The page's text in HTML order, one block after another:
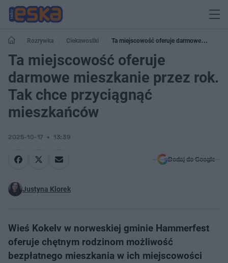
Rozrywka Ciekawostki
Ta miejscowość oferuje darmowe
mieszkanie przez rok. Tak chce przyciągnąć mieszkańców
Ta miejscowość oferuje
darmowe mieszkanie przez rok.
Tak chce przyciągnąć
mieszkańców
2025-10-17 13:39
Dodaj do Google
Justyna Klorek
Wieś Kokelv w norweskiej gminie Hammerfest
oferuje chętnym rodzinom możliwość
bezpłatnego mieszkania w ich miejscowości